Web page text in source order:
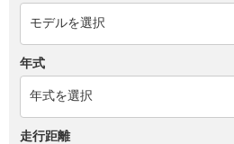
年式
走行距離